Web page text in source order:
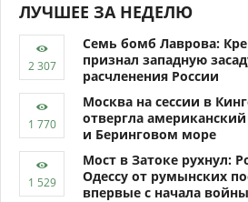
ЛУЧШЕЕ ЗА НЕДЕЛЮ
Семь бомб Лаврова:
признал западную
расчленения России
Москва на сессии в
отвергла
и Беринговом море
Мост в Затоке рухнул:
Одессу от румынских
впервые с начала войны